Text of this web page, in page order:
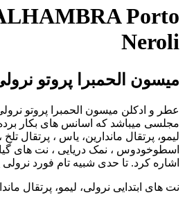
Porto
Neroli
میسون الحمبرا پروتو
عطر و ادکلن میسون الحمبرا پروتو
مجلسی میباشد که اسانس های بکار
لیمو، پرتقال ماندارین، یاس ، پرتقال
اسطوخودوس ، نمک دریایی ، نت های
اشاره کرد. تا حدی شبیه تام فورد نرولی
نت های ابتدایی نرولی، لیمو، پرتقال